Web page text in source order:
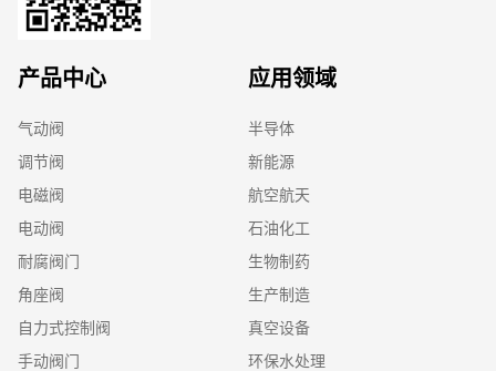
产品中心
气动阀
调节阀
电磁阀
电动阀
耐腐阀门
角座阀
自力式控制阀
手动阀门
应用领域
半导体
新能源
航空航天
石油化工
生物制药
生产制造
真空设备
环保水处理